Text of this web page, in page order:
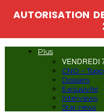
Plus
VENDREDI
CNO – Togo
Dossiers
Exclusivité
Interviews
Star news
AUTORISATION